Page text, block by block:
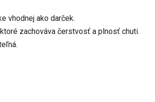
vhodnej ako darček.
zachováva čerstvosť a plnosť chuti.